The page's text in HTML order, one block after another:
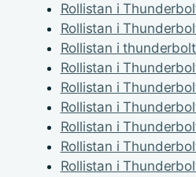
Rollistan i
Rollistan i
Rollistan i
Rollistan i
Rollistan i
Rollistan i
Rollistan i
Rollistan i
Rollistan i